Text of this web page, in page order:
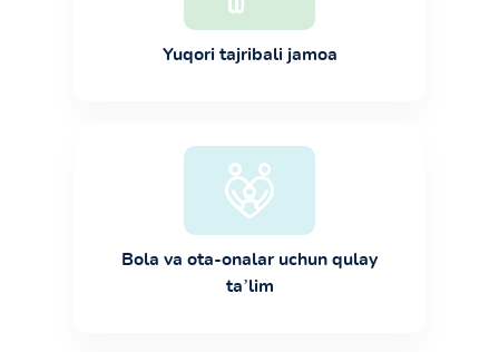
Yuqori tajribali jamoa
Bola va ota-onalar uchun qulay
ta’lim